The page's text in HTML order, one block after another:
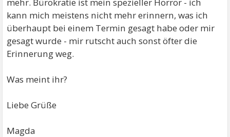
kann mich meistens nicht mehr erinnern, was ich
überhaupt bei einem Termin gesagt habe oder mir
gesagt wurde - mir rutscht auch sonst öfter die
Erinnerung weg.
Was meint ihr?
Liebe Grüße
Magda